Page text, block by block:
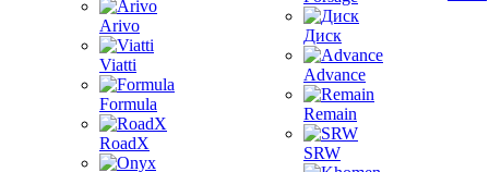
Arivo
Viatti
Formula
RoadX
Диск
Advance
Remain
SRW